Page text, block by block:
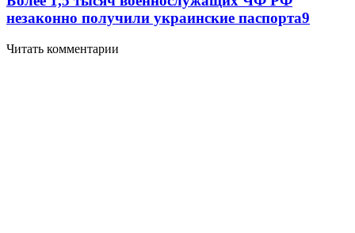
незаконно получили украинские паспорта9
Читать комментарии